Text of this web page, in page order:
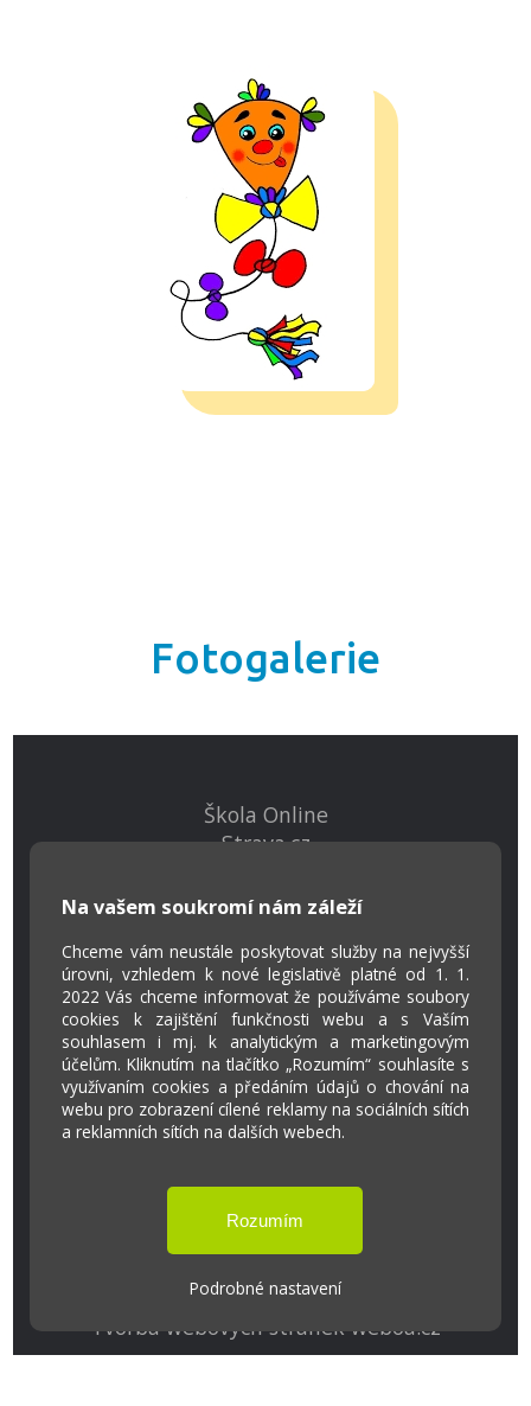
Fotogalerie
Na vašem soukromí nám záleží
Chceme vám neustále poskytovat služby na nejvyšší
úrovni, vzhledem k nové legislativě platné od 1. 1.
2022 Vás chceme informovat že používáme soubory
cookies k zajištění funkčnosti webu a s Vaším
souhlasem i mj. k analytickým a marketingovým
účelům. Kliknutím na tlačítko „Rozumím“ souhlasíte s
využívaním cookies a předáním údajů o chování na
webu pro zobrazení cílené reklamy na sociálních sítích
a reklamních sítích na dalších webech.
Podrobné nastavení
Škola Online
Strava.cz
Kontakty
Projekty
Virtuální prohlídka
Cookies
Přístupnost
Přihlášení
Tvorba webových stránek weboa.cz